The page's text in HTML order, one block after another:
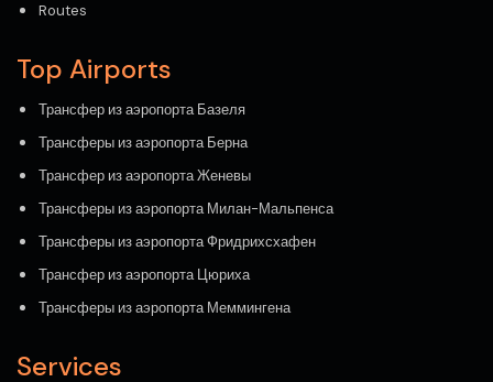
Routes
Top Airports
Трансфер из аэропорта Базеля
Трансферы из аэропорта Берна
Трансфер из аэропорта Женевы
Трансферы из аэропорта Милан-Мальпенса
Трансферы из аэропорта Фридрихсхафен
Трансфер из аэропорта Цюриха
Трансферы из аэропорта Меммингена
Services